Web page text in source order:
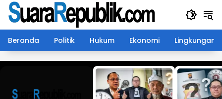
Langsung
konten
Beranda
Politik Hukum Ekonomi Lingkungan